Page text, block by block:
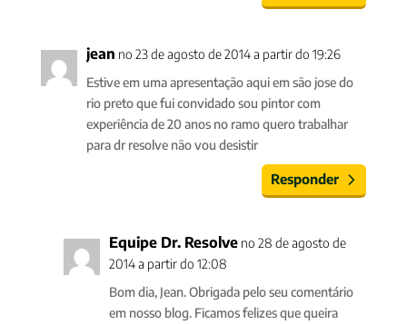
jean no 23 de agosto de 2014 a partir do 19:26
Estive em uma apresentação aqui em são jose do
rio preto que fui convidado sou pintor com
experiência de 20 anos no ramo quero trabalhar
para dr resolve não vou desistir
Responder
Equipe Dr. Resolve no 28 de agosto de
2014 a partir do 12:08
Bom dia, Jean. Obrigada pelo seu comentário
em nosso blog. Ficamos felizes que queira